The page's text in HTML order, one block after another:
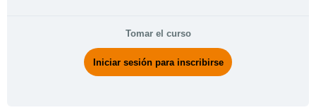
Tomar el curso
Iniciar sesión para inscribirse